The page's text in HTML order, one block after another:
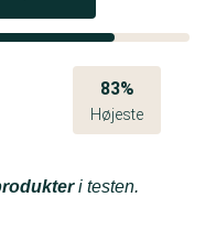
83%
Højeste
i testen.